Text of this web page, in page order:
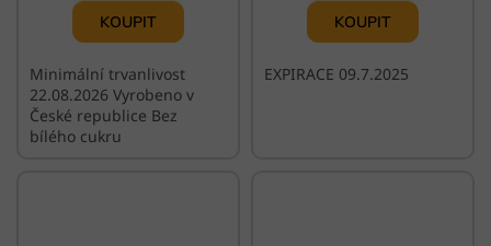
Minimální trvanlivost
22.08.2026 Vyrobeno v
České republice Bez
bílého cukru
EXPIRACE 09.7.2025